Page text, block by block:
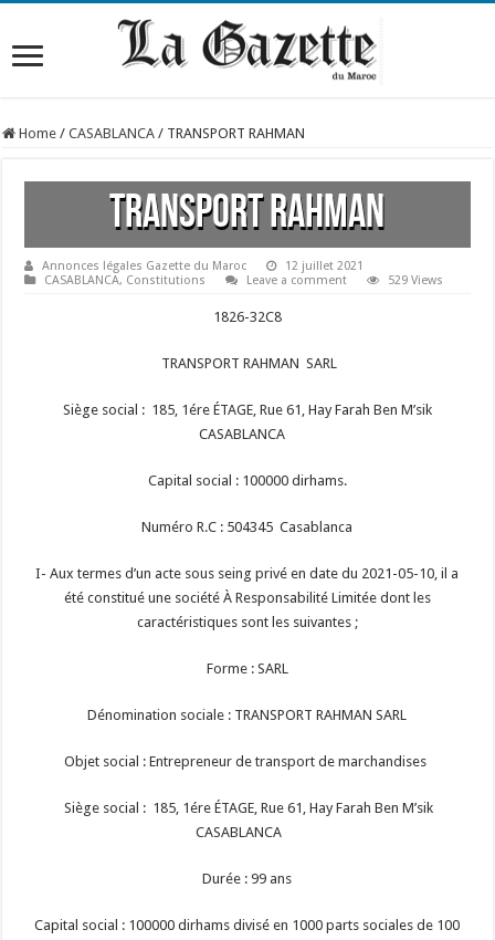
Home / CASABLANCA / TRANSPORT RAHMAN
TRANSPORT RAHMAN
Annonces légales Gazette du Maroc
12 juillet 2021
CASABLANCA, Constitutions Leave a comment 529 Views
1826-32C8
TRANSPORT RAHMAN SARL
Siège social : 185, 1ére ÉTAGE, Rue 61, Hay Farah Ben M’sik
CASABLANCA
Capital social : 100000 dirhams.
Numéro R.C : 504345 Casablanca
I- Aux termes d’un acte sous seing privé en date du 2021-05-10, il a
été constitué une société À Responsabilité Limitée dont les
caractéristiques sont les suivantes ;
Forme : SARL
Dénomination sociale : TRANSPORT RAHMAN SARL
Objet social : Entrepreneur de transport de marchandises
Siège social : 185, 1ére ÉTAGE, Rue 61, Hay Farah Ben M’sik
CASABLANCA
Durée : 99 ans
Capital social : 100000 dirhams divisé en 1000 parts sociales de 100